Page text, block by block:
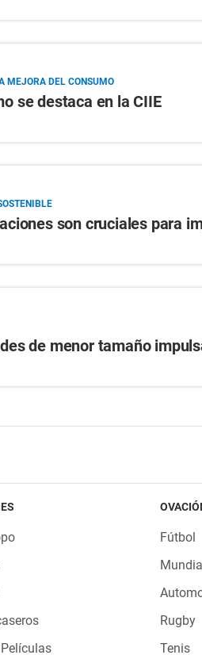
MEJORA DEL CONSUMO
se destaca en la CIIE
son cruciales para
de menor tamaño
Fútbol
Rugby
Tenis